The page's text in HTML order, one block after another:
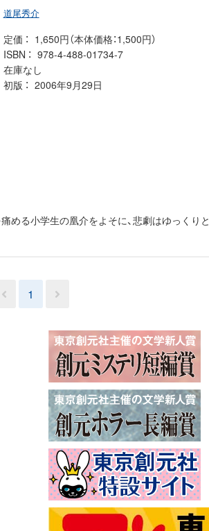
道尾秀介
定価
1,650円（本体価格：1,500円）
ISBN
978-4-488-01734-7
在庫なし
初版
2006年9月29日
める小学生の凰介をよそに、悲劇はゆっく
1